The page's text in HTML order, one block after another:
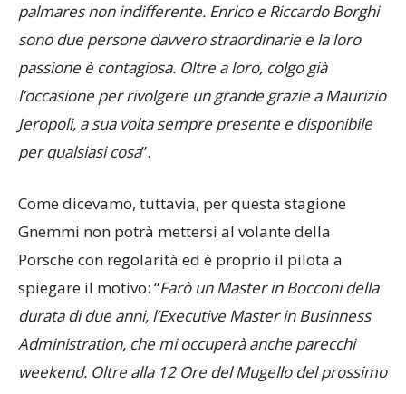
affidabile e vanta un’esperienza enorme, oltre ad un
palmares non indifferente. Enrico e Riccardo Borghi
sono due persone davvero straordinarie e la loro
passione è contagiosa. Oltre a loro, colgo già
l’occasione per rivolgere un grande grazie a Maurizio
Jeropoli, a sua volta sempre presente e disponibile
Come dicevamo, tuttavia, per questa stagione
Gnemmi non potrà mettersi al volante della
Porsche con regolarità ed è proprio il pilota a
spiegare il motivo: “Farò un Master in Bocconi della
durata di due anni, l’Executive Master in Businness
Administration, che mi occuperà anche parecchi